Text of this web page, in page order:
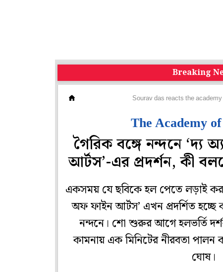
Breaking
Sourav das reacts the
The Academy
গৈরিক বঙ্গে নন্দনে ‘দ্য
আর্টস’-এর প্রদর্শন, কী
একসময় যে ছবিকে হল পেতে লড়াই
অফ ফাইন আর্টস’ এখন প্রদর্শিত হচ্ছে
নন্দনে। শো শুরুর আগে হলভর্তি
কামনায় এক মিনিটের নীরবতা
ঘোষ।